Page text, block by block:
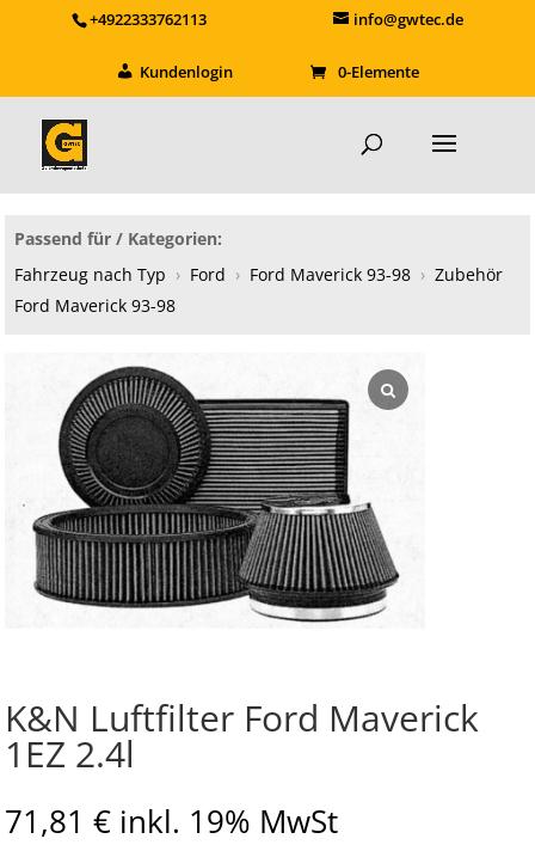
+4922333762113 info@gwtec.de
Kundenlogin 0-Elemente
Passend für / Kategorien:
Fahrzeug nach Typ › Ford › Ford Maverick 93-98 › Zubehör
Ford Maverick 93-98
K&N Luftfilter Ford Maverick
1EZ 2.4l
71,81 € inkl. 19% MwSt